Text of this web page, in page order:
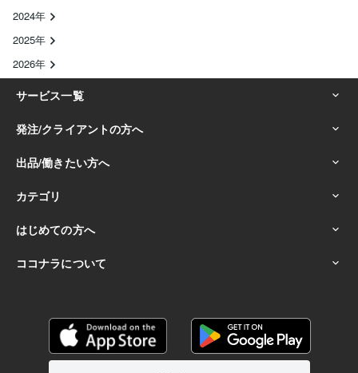
2024年
2025年
2026年